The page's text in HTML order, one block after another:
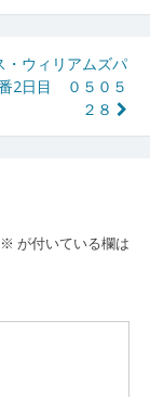
・ウィリアムズパ
2日目 ０５０５
２８
※ が付いている欄は